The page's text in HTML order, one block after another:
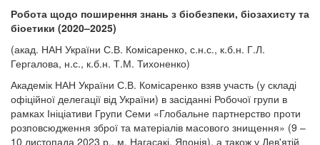
Робота щодо поширення знань з біобезпеки, біозахисту та
біоетики (2020–2025)
(акад. НАН України С.В. Комісаренко, с.н.с., к.б.н. Г.Л.
Гергалова, н.с., к.б.н. Т.М. Тихоненко)
Академік НАН України С.В. Комісаренко взяв участь (у складі
офіційної делегації від України) в засіданні Робочої групи в
рамках Ініціативи Групи Семи «Глобальне партнерство проти
розповсюдження зброї та матеріалів масового знищення» (9 –
10 листопада 2023 р., м. Нагасакі, Японія), а також у Дев'ятій